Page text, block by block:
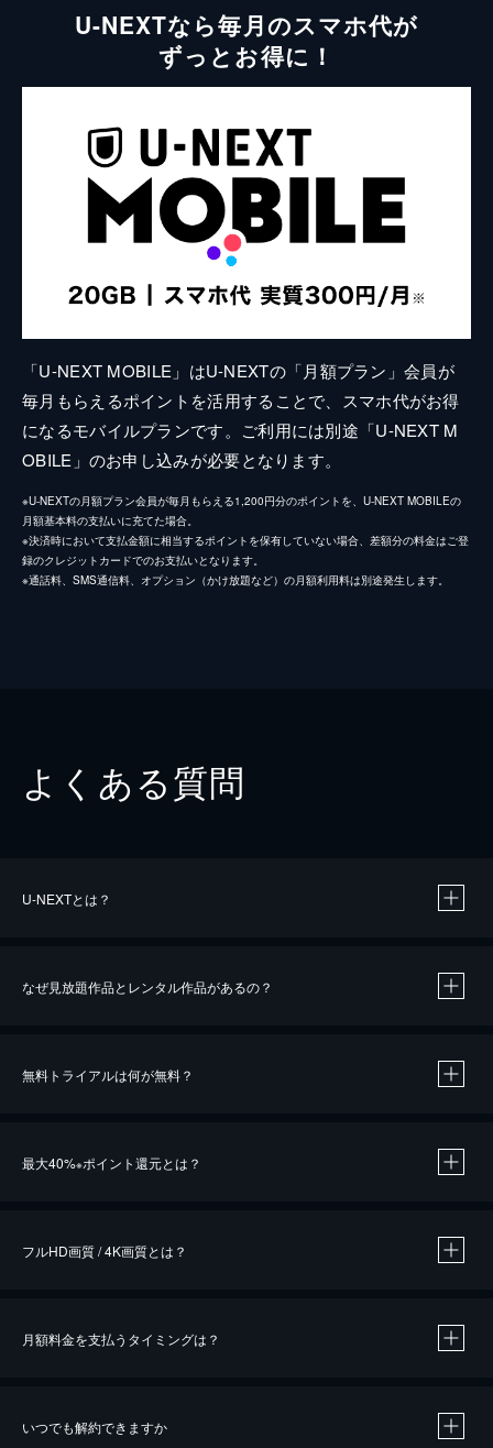
U-NEXTなら毎月のスマホ代が
ずっとお得に！
「U-NEXT MOBILE」はU-NEXTの「月額プラン」会員が
毎月もらえるポイントを活用することで、スマホ代がお得
になるモバイルプランです。ご利用には別途「U-NEXT M
OBILE」のお申し込みが必要となります。
※U-NEXTの月額プラン会員が毎月もらえる1,200円分のポイントを、U-NEXT MOBILEの
月額基本料の支払いに充てた場合。
※決済時において支払金額に相当するポイントを保有していない場合、差額分の料金はご登
録のクレジットカードでのお支払いとなります。
※通話料、SMS通信料、オプション（かけ放題など）の月額利用料は別途発生します。
よくある質問
U-NEXTとは？
なぜ見放題作品とレンタル作品があるの？
無料トライアルは何が無料？
最大40%※ポイント還元とは？
※40％ポイント還元の対象は、クレジットカード決済による作品の購入 / レンタルです。
フルHD画質 / 4K画質とは？
月額料金を支払うタイミングは？
いつでも解約できますか